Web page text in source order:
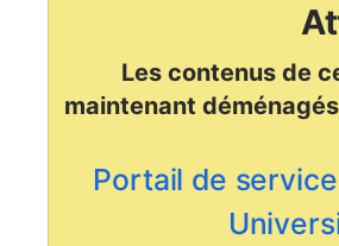
Les contenus de
maintenant déménagés
Portail de